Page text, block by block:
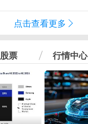
点击查看更多
股票 行情中心